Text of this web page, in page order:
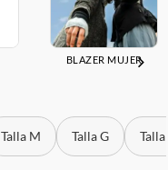
BLAZER MUJER
Talla M Talla G Talla